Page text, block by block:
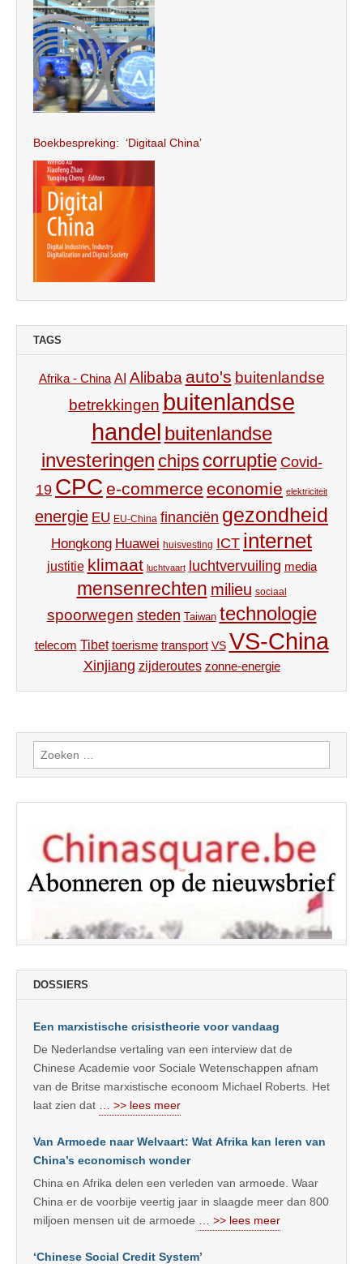
Boekbespreking: ‘Digitaal China’
TAGS
Afrika - China AI Alibaba auto's buitenlandse
betrekkingen buitenlandse
handel buitenlandse
investeringen chips corruptie Covid-
19 CPC e-commerce economie elektriciteit
energie EU EU-China financiën gezondheid
Hongkong Huawei huisvesting ICT internet
justitie klimaat luchtvaart luchtvervuiling media
mensenrechten milieu sociaal
spoorwegen steden Taiwan technologie
telecom Tibet toerisme transport VS VS-China
Xinjiang zijderoutes zonne-energie
Zoeken
naar:
DOSSIERS
Een marxistische crisistheorie voor vandaag
De Nederlandse vertaling van een interview dat de
Chinese Academie voor Sociale Wetenschappen afnam
van de Britse marxistische econoom Michael Roberts. Het
laat zien dat
… >> lees meer
Van Armoede naar Welvaart: Wat Afrika kan leren van
China’s economisch wonder
China en Afrika delen een verleden van armoede. Waar
China er de voorbije veertig jaar in slaagde meer dan 800
miljoen mensen uit de armoede
… >> lees meer
‘Chinese Social Credit System’